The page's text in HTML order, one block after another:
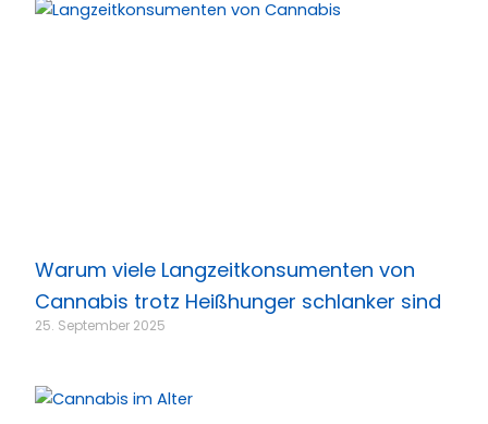
Warum viele Langzeitkonsumenten von
Cannabis trotz Heißhunger schlanker sind
25. September 2025